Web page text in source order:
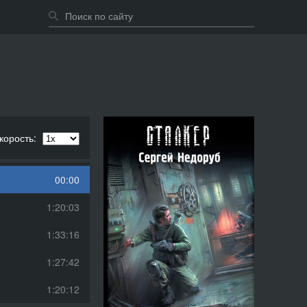
00:00
1:20:03
1:33:16
1:27:42
1:20:12